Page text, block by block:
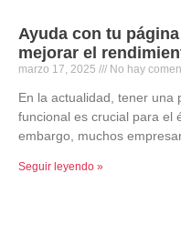
Ayuda con tu
mejorar el
marzo 17, 2025 No hay
En la actualidad, tener una
funcional es crucial para el
embargo, muchos
Seguir leyendo »